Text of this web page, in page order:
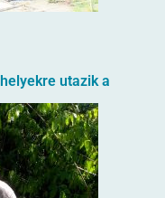
utazik a